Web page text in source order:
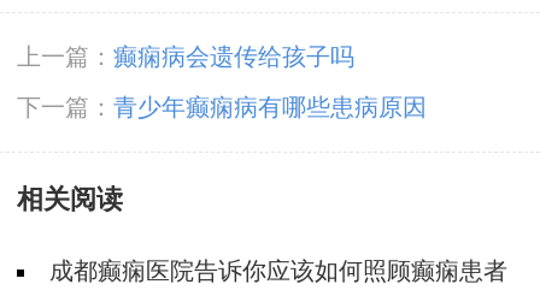
上一篇： 癫痫病会遗传给孩子吗
下一篇： 青少年癫痫病有哪些患病原因
相关阅读
成都癫痫医院告诉你应该如何照顾癫痫患者